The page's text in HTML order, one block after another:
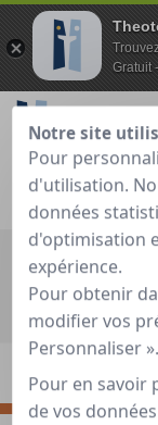
Je teste
Accueil »Guide de
Points pour
Gratuit
Notre site
Pour
d'utilisation.
données
d'optimisation
expérience.
Pour obtenir
modifier vos
Personnaliser ».
Pour en savoir
de vos